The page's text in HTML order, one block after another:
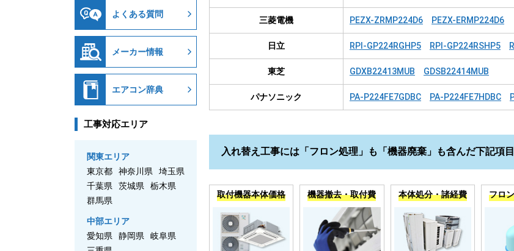
三菱電機 PEZX-ZRMP224D6 PEZX-ERMP224D6
日立 RPI-GP224RGHP5 RPI-GP224RSHP5
東芝 GDXB22413MUB GDSB22414MUB
パナソニック PA-P224FE7GDBC PA-P224FE7HDBC
入れ替え工事には「フロン処理」も「機器廃棄」も含んだ下記項
取付機器本体価格 機器撤去・取付費 本体処分・諸経費 フロ
よくある質問
メーカー情報
エアコン辞典
工事対応エリア
関東エリア
東京都
神奈川県
埼玉県
千葉県
茨城県
栃木県
群馬県
中部エリア
愛知県
静岡県
岐阜県